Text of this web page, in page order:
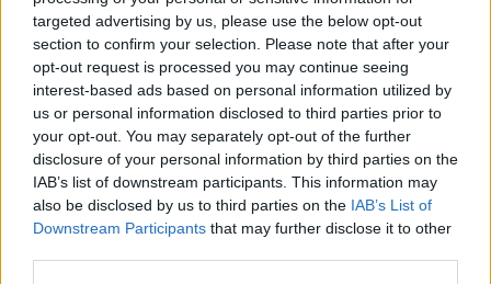
targeted advertising by us, please use the below opt-out
section to confirm your selection. Please note that after your
opt-out request is processed you may continue seeing
interest-based ads based on personal information utilized by
us or personal information disclosed to third parties prior to
your opt-out. You may separately opt-out of the further
disclosure of your personal information by third parties on the
IAB’s list of downstream participants. This information may
also be disclosed by us to third parties on the IAB’s List of
Downstream Participants that may further disclose it to other
A+ A- A±
Εγγραφείτε στο Stivostime των